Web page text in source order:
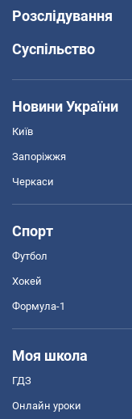
Розслідування
Суспільство
Новини України
Київ
Запоріжжя
Черкаси
Спорт
Футбол
Хокей
Формула-1
Моя школа
ГДЗ
Онлайн уроки